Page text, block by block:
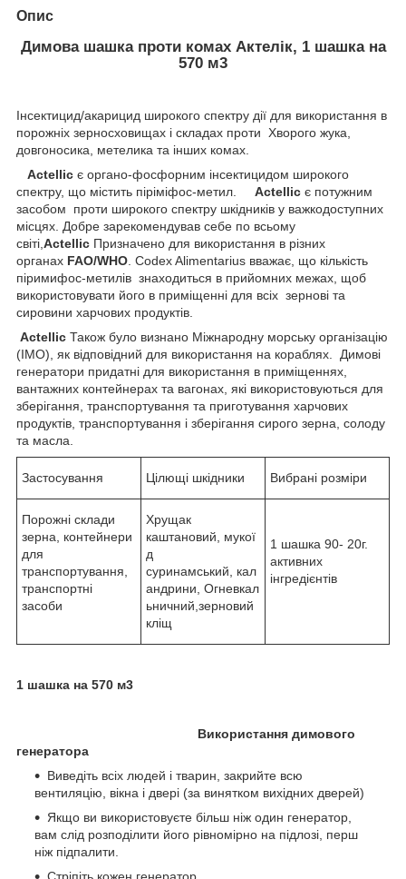
Опис
Димова шашка проти комах Актелік, 1 шашка на
570 м3
Інсектицид/акарицид широкого спектру дії для використання в
порожніх зерносховищах і складах проти Хворого жука,
довгоносика, метелика та інших комах.
Actellic є органо-фосфорним інсектицидом широкого
спектру, що містить піріміфос-метил. Actellic є потужним
засобом проти широкого спектру шкідників у важкодоступних
місцях. Добре зарекомендував себе по всьому
світі, Actellic Призначено для використання в різних
органах FAO/WHO . Codex Alimentarius вважає, що кількість
піримифос-метилів знаходиться в прийомних межах, щоб
використовувати його в приміщенні для всіх зернові та
сировини харчових продуктів.
Actellic Також було визнано Міжнародну морську організацію
(IMO), як відповідний для використання на кораблях. Димові
генератори придатні для використання в приміщеннях,
вантажних контейнерах та вагонах, які використовуються для
зберігання, транспортування та приготування харчових
продуктів, транспортування і зберігання сирого зерна, солоду
та масла.
Застосування Цілющі шкідники Вибрані розміри
Порожні склади
зерна, контейнери
для
транспортування,
транспортні
засоби
Хрущак
каштановий, мукої
д
суринамський, кал
андрини, Огневкал
ьничний,зерновий
кліщ
1 шашка 90- 20г.
активних
інгредієнтів
1 шашка на 570 м3
Використання димового
генератора
Виведіть всіх людей і тварин, закрийте всю
вентиляцію, вікна і двері (за винятком вихідних дверей)
Якщо ви використовуєте більш ніж один генератор,
вам слід розподілити його рівномірно на підлозі, перш
ніж підпалити.
Стріпіть кожен генератор.